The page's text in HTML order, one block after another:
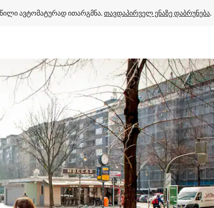
ავტომატურად ითარგმნა. თავდაპირველ ენაზე დაბრუნება.